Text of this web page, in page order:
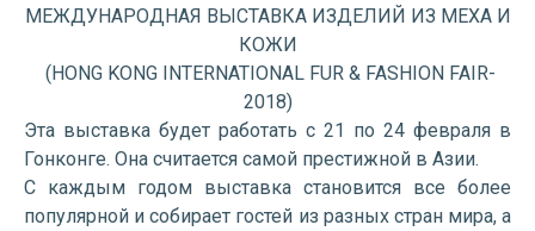
МЕЖДУНАРОДНАЯ ВЫСТАВКА ИЗДЕЛИЙ ИЗ МЕХА И
КОЖИ
(HONG KONG INTERNATIONAL FUR & FASHION FAIR-
2018)
Эта выставка будет работать с 21 по 24 февраля в
Гонконге. Она считается самой престижной в Азии.
С каждым годом выставка становится все более
популярной и собирает гостей из разных стран мира, а